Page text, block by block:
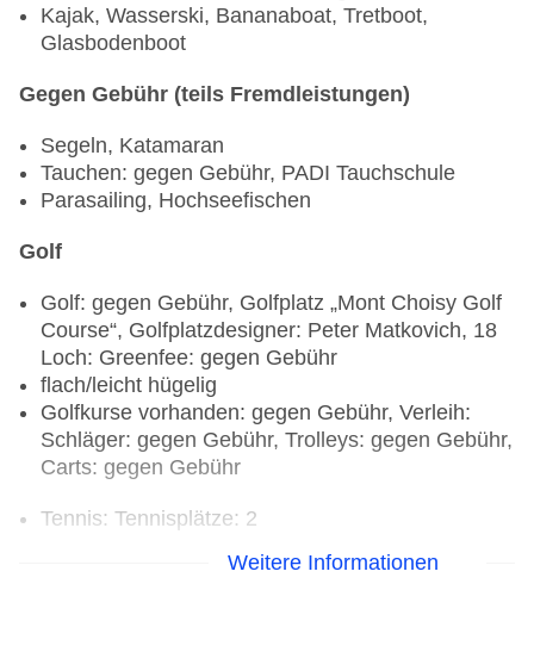
Kajak, Wasserski, Bananaboat, Tretboot,
Glasbodenboot
Gegen Gebühr (teils Fremdleistungen)
Segeln, Katamaran
Tauchen: gegen Gebühr, PADI Tauchschule
Parasailing, Hochseefischen
Golf
Golf: gegen Gebühr, Golfplatz „Mont Choisy Golf
Course“, Golfplatzdesigner: Peter Matkovich, 18
Loch: Greenfee: gegen Gebühr
flach/leicht hügelig
Golfkurse vorhanden: gegen Gebühr, Verleih:
Schläger: gegen Gebühr, Trolleys: gegen Gebühr,
Carts: gegen Gebühr
Tennis: Tennisplätze: 2
Weitere Informationen